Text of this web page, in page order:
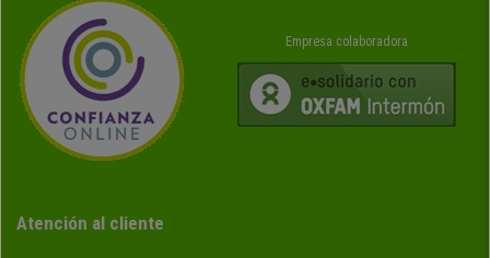
Empresa colaboradora
Atención al cliente